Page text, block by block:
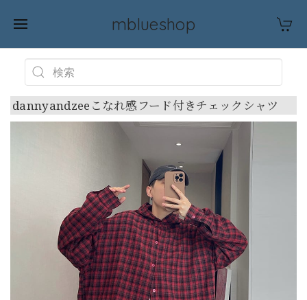
mblueshop
dannyandzeeこなれ感フード付きチェックシャツ